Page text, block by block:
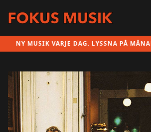
MUSIK VARJE DAG. LYSSNA PÅ MÅNADENS